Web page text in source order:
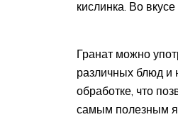
кислинка. Во
Гранат можно
различных блюд и
обработке, что
самым полезным